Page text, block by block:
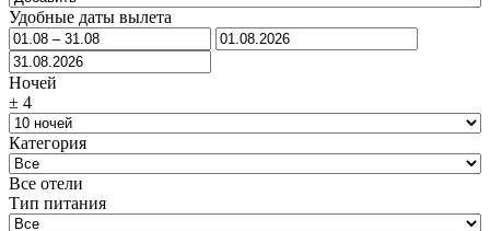
Удобные даты вылета
Ночей
± 4
Категория
Все отели
Тип питания